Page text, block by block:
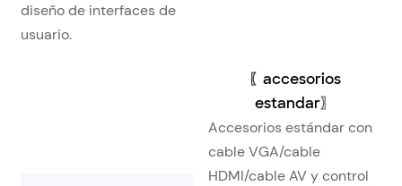
diseño de interfaces de
usuario.
〖 accesorios
estandar〗
Accesorios estándar con
cable VGA/cable
HDMI/cable AV y control